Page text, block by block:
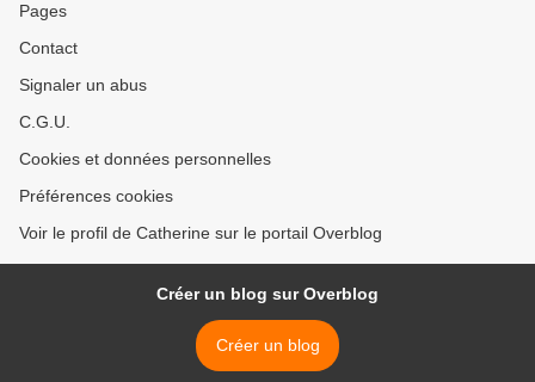
Pages
Contact
Signaler un abus
C.G.U.
Cookies et données personnelles
Préférences cookies
Voir le profil de Catherine sur le portail Overblog
Créer un blog sur Overblog
Créer un blog